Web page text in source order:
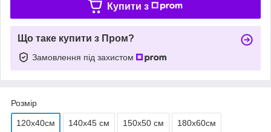
Купити з
Що таке купити з Пром?
Замовлення під захистом
Розмір
120х40см 140х45 см 150х50 см 180х60см